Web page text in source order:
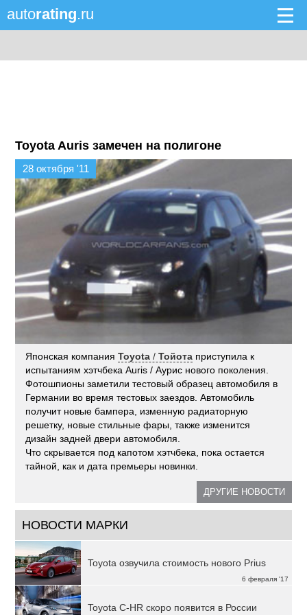
autorating.ru
Toyota Auris замечен на полигоне
28 октября '11
Японская компанияToyota /Тойота приступила к
испытаниям хэтчбека Auris / Аурис нового поколения.
Фотошпионы заметили тестовый образец автомобиля в
Германии во время тестовых заездов. Автомобиль
получит новые бампера, изменную радиаторную
решетку, новые стильные фары, также изменится
дизайн задней двери автомобиля.
Что скрывается под капотом хэтчбека, пока остается
тайной, как и дата премьеры новинки.
ДРУГИЕ НОВОСТИ
НОВОСТИ МАРКИ
6 февраля '17
Toyota озвучила стоимость нового Prius
Toyota C-HR скоро появится в России